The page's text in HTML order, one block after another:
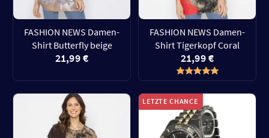
FASHION NEWS Damen-
Shirt Butterfly beige
21,99 €
FASHION NEWS Damen-
Shirt Tigerkopf Coral
21,99 €
LETZTE CHANCE